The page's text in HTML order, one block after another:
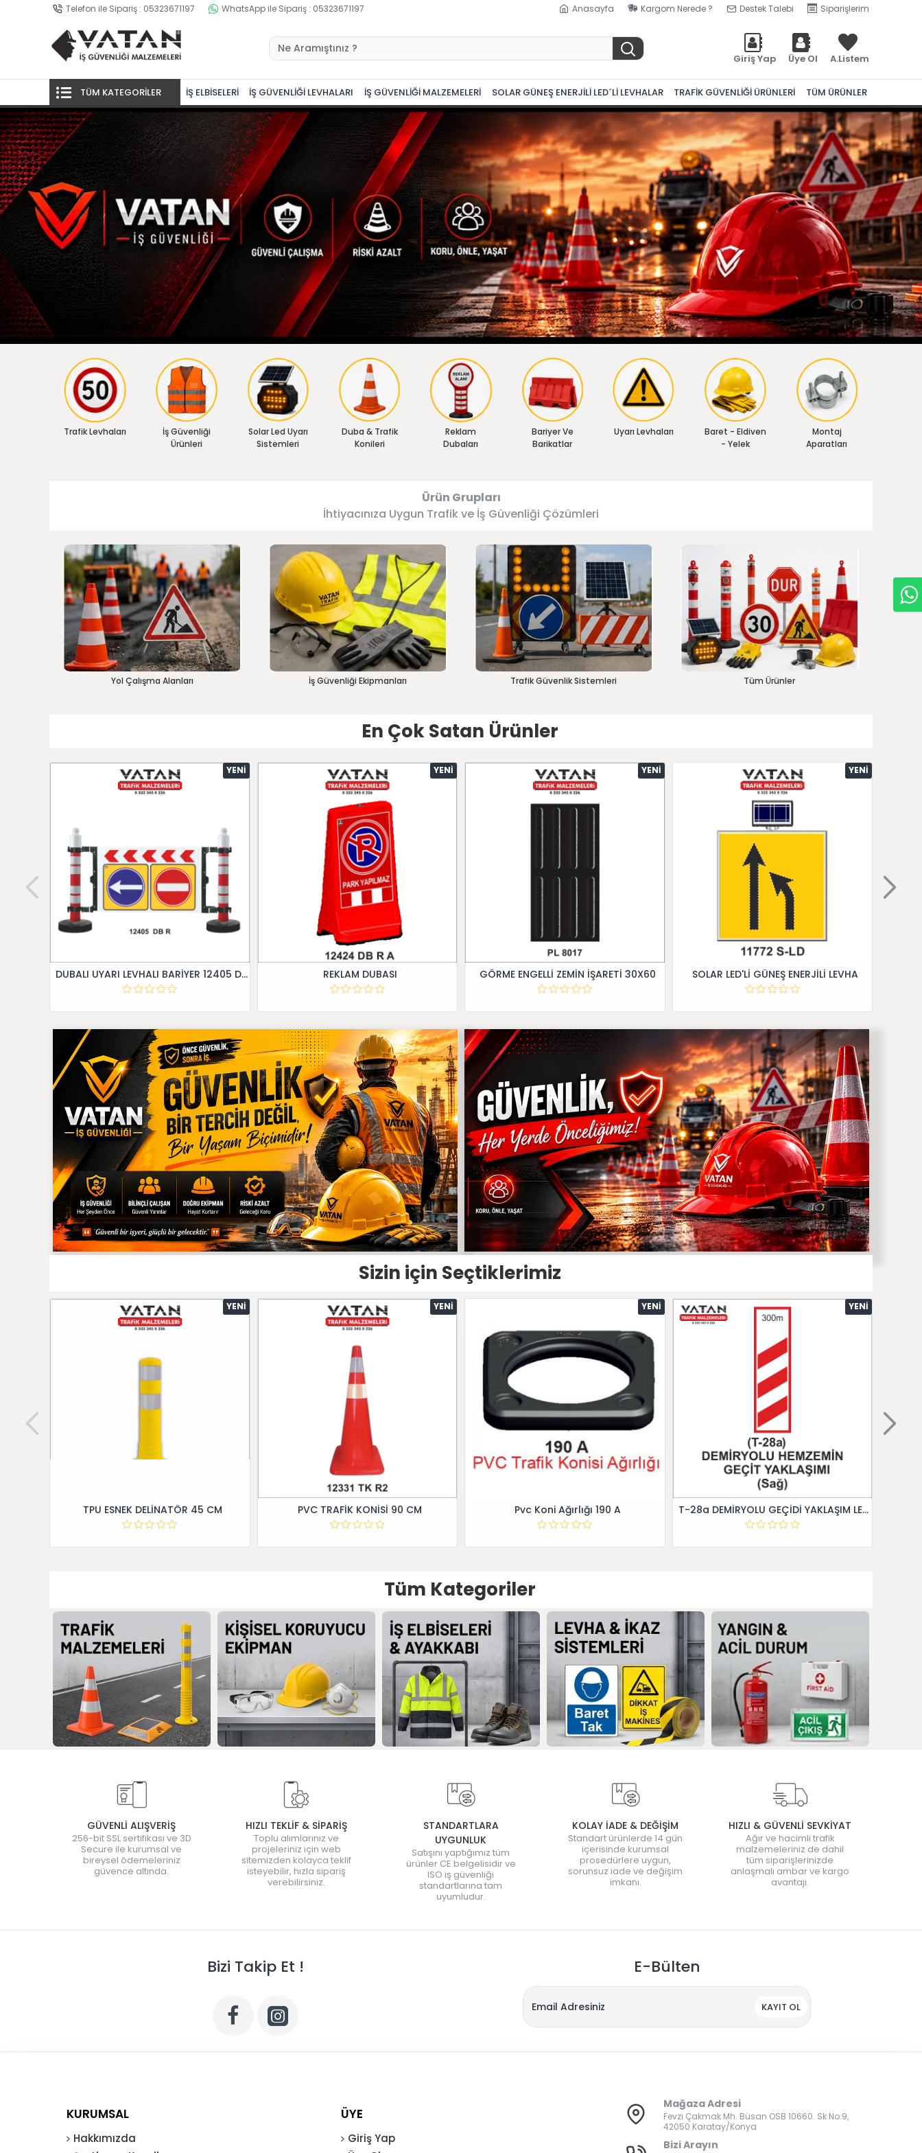
Telefon ile Sipariş : 05323671197 WhatsApp ile Sipariş : 05323671197 Anasayfa Kargom Nerede ? Destek Talebi Siparişlerim
Giriş Yap Üye Ol A.Listem
TÜM KATEGORİLER İŞ ELBİSELERİ İŞ GÜVENLİĞİ LEVHALARI İŞ GÜVENLİĞİ MALZEMELERİ SOLAR GÜNEŞ ENERJİLİ LED´Lİ LEVHALAR TRAFİK GÜVENLİĞİ ÜRÜNLERİ TÜM ÜRÜNLER
Trafik Levhaları
İş Güvenliği
Ürünleri
Solar Led Uyarı
Sistemleri
Duba & Trafik
Konileri
Reklam
Dubaları
Bariyer Ve
Barikatlar
Uyarı Levhaları
Baret - Eldiven
- Yelek
Montaj
Aparatları
Ürün Grupları
İhtiyacınıza Uygun Trafik ve İş Güvenliği Çözümleri
Yol Çalışma Alanları İş Güvenliği Ekipmanları Trafik Güvenlik Sistemleri Tüm Ürünler
En Çok Satan Ürünler
YENI
DUBALI UYARI LEVHALI BARİYER 12405 DB R
YENI
REKLAM DUBASI
YENI
GÖRME ENGELLİ ZEMİN İŞARETİ 30X60
YENI
SOLAR LED'Lİ GÜNEŞ ENERJİLİ LEVHA
Sizin için Seçtiklerimiz
YENI
TPU ESNEK DELİNATÖR 45 CM
YENI
PVC TRAFİK KONİSİ 90 CM
YENI
Pvc Koni Ağırlığı 190 A
YENI
T-28a DEMİRYOLU GEÇİDİ YAKLAŞIM LEVHALARI (Sağ)
Tüm Kategoriler
GÜVENLİ ALIŞVERİŞ
256-bit SSL sertifikası ve 3D
Secure ile kurumsal ve
bireysel ödemeleriniz
güvence altında.
HIZLI TEKLİF & SİPARİŞ
Toplu alımlarınız ve
projeleriniz için web
sitemizden kolayca teklif
isteyebilir, hızla sipariş
verebilirsiniz.
STANDARTLARA
UYGUNLUK
Satışını yaptığımız tüm
ürünler CE belgelisidir ve
ISO iş güvenliği
standartlarına tam
uyumludur.
KOLAY İADE & DEĞİŞİM
Standart ürünlerde 14 gün
içerisinde kurumsal
prosedürlere uygun,
sorunsuz iade ve değişim
imkanı.
HIZLI & GÜVENLİ SEVKİYAT
Ağır ve hacimli trafik
malzemeleriniz de dahil
tüm siparişlerinizde
anlaşmalı ambar ve kargo
avantajı.
Bizi Takip Et ! E-Bülten
KAYIT OL
KURUMSAL
Hakkımızda
ÜYE
Giriş Yap
Mağaza Adresi
Fevzi Çakmak Mh. Büsan OSB 10660. Sk No:9,
42050 Karatay/Konya
Bizi Arayın